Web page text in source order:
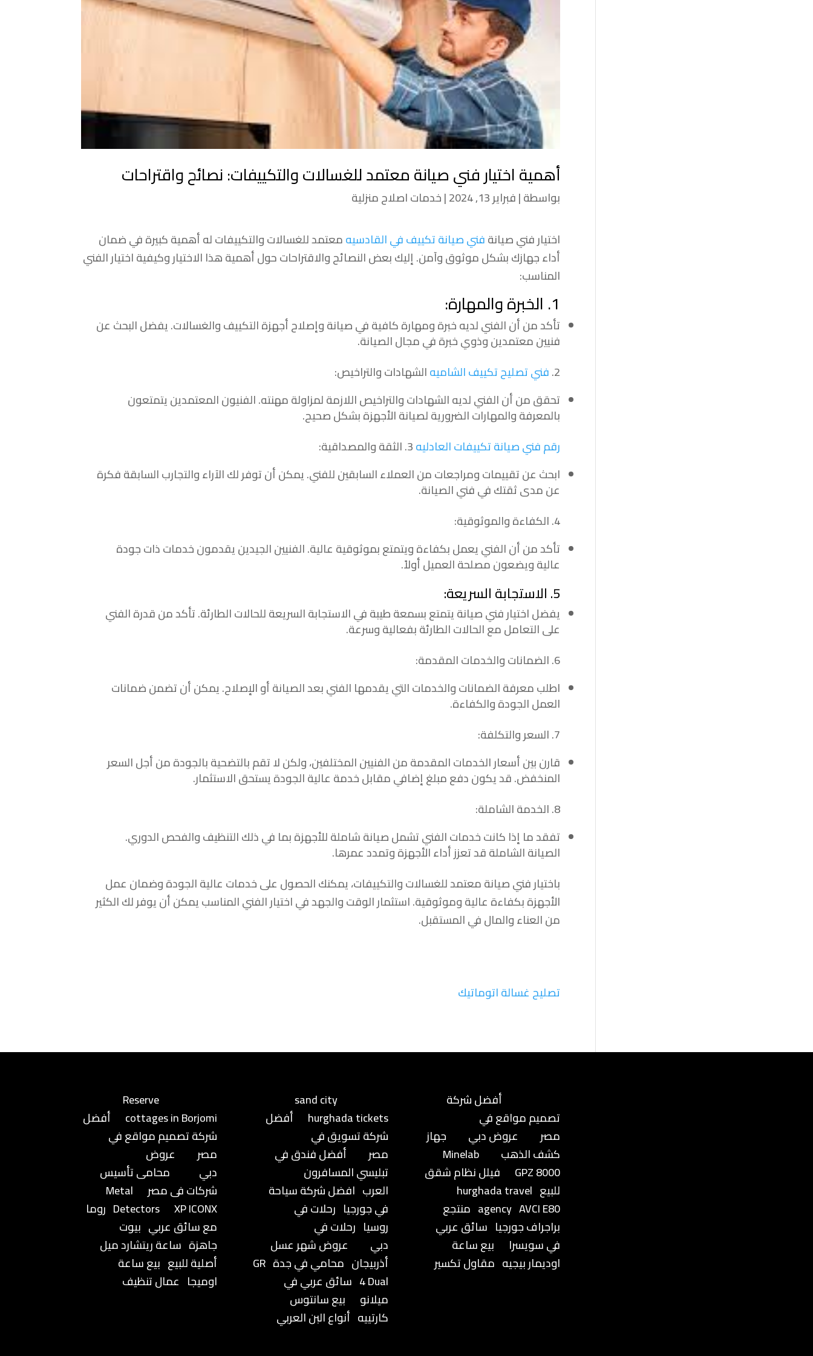
أهمية اختيار فني صيانة معتمد للغسالات والتكييفات: نصائح واقتراحات
بواسطة|فبراير 13, 2024 |خدمات اصلاح منزلية
اختيار فني صيانةفني صيانة تكييف في القادسيهمعتمد للغسالات والتكييفات له أهمية كبيرة في ضمان
أداء جهازك بشكل موثوق وآمن. إليك بعض النصائح والاقتراحات حول أهمية هذا الاختيار وكيفية اختيار الفني
المناسب:
1. الخبرة والمهارة:
تأكد من أن الفني لديه خبرة ومهارة كافية في صيانة وإصلاح أجهزة التكييف والغسالات. يفضل البحث عن
فنيين معتمدين وذوي خبرة في مجال الصيانة.
2. فني تصليح تكييف الشاميهالشهادات والتراخيص:
تحقق من أن الفني لديه الشهادات والتراخيص اللازمة لمزاولة مهنته. الفنيون المعتمدين يتمتعون
بالمعرفة والمهارات الضرورية لصيانة الأجهزة بشكل صحيح.
رقم فني صيانة تكييفات العادليه3. الثقة والمصداقية:
ابحث عن تقييمات ومراجعات من العملاء السابقين للفني. يمكن أن توفر لك الآراء والتجارب السابقة فكرة
عن مدى ثقتك في فني الصيانة.
4. الكفاءة والموثوقية:
تأكد من أن الفني يعمل بكفاءة ويتمتع بموثوقية عالية. الفنيين الجيدين يقدمون خدمات ذات جودة
عالية ويضعون مصلحة العميل أولاً.
5. الاستجابة السريعة:
يفضل اختيار فني صيانة يتمتع بسمعة طيبة في الاستجابة السريعة للحالات الطارئة. تأكد من قدرة الفني
على التعامل مع الحالات الطارئة بفعالية وسرعة.
6. الضمانات والخدمات المقدمة:
اطلب معرفة الضمانات والخدمات التي يقدمها الفني بعد الصيانة أو الإصلاح. يمكن أن تضمن ضمانات
العمل الجودة والكفاءة.
7. السعر والتكلفة:
قارن بين أسعار الخدمات المقدمة من الفنيين المختلفين، ولكن لا تقم بالتضحية بالجودة من أجل السعر
المنخفض. قد يكون دفع مبلغ إضافي مقابل خدمة عالية الجودة يستحق الاستثمار.
8. الخدمة الشاملة:
تفقد ما إذا كانت خدمات الفني تشمل صيانة شاملة للأجهزة بما في ذلك التنظيف والفحص الدوري.
الصيانة الشاملة قد تعزز أداء الأجهزة وتمدد عمرها.
باختيار فني صيانة معتمد للغسالات والتكييفات، يمكنك الحصول على خدمات عالية الجودة وضمان عمل
الأجهزة بكفاءة عالية وموثوقية. استثمار الوقت والجهد في اختيار الفني المناسب يمكن أن يوفر لك الكثير
من العناء والمال في المستقبل.
تصليح غسالة اتوماتيك
Reserve
cottages in Borjomi
أفضل
شركة تصميم مواقع في
مصر
عروض
دبي
محامى تأسيس
شركات فى مصر
Metal
Detectors
XP ICONX
روما
مع سائق عربي بيوت
جاهزة ساعة ريتشارد ميل
أصلية للبيع بيع ساعة
اوميجا عمال تنظيف
sand city
hurghada tickets
أفضل
شركة تسويق في
مصر
أفضل فندق في
تبليسي المسافرون
العرب افضل شركة سياحة
في جورجيا رحلات في
روسيا رحلات في
دبي
عروض شهر عسل
أذربيجان محامي في جدة GR
4 Dual سائق عربي في
ميلانو
بيع سانتوس
كارتييه أنواع البن العربي
أفضل شركة
تصميم مواقع في
مصر
عروض دبي
جهاز
كشف الذهب
Minelab
GPZ 8000
فيلل نظام شقق
للبيع hurghada travel
agency AVCI E80
منتجع
براجراف جورجيا سائق عربي
في سويسرا
بيع ساعة
اوديمار بيجيه مقاول تكسير